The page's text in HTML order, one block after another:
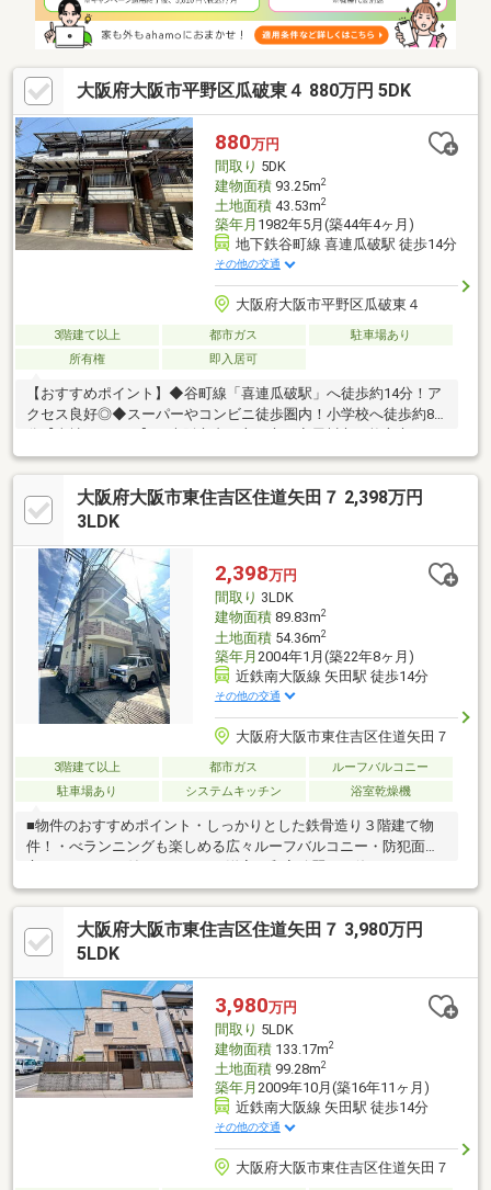
大阪府大阪市平野区瓜破東４ 880万円 5DK
880万円
間取り 5DK
建物面積93.25m2
土地面積43.53m2
築年月 1982年5月(築44年4ヶ月)
地下鉄谷町線 喜連瓜破駅 徒歩14分
その他の交通
大阪府大阪市平野区瓜破東４
3階建て以上 都市ガス
駐車場あり
所有権
即入居可
【おすすめポイント】◆谷町線「喜連瓜破駅」へ徒歩約14分！ア
クセス良好◎◆スーパーやコンビニ徒歩圏内！小学校へ徒歩約8
アを主に取り扱っております。・その他エリアもお取り扱い可能
ですのでお気軽にご相談下さい♪・お客様のライフスタイルに合わ
せた接客が得意です♪・お電話以外にも、メール、SMS、LINEな
ど柔軟にご対応いたします！・ご不安点ゼロを目標に接客を心掛
ますので、初めて不動産をご検討の方でもご安心ください♪
大阪府大阪市東住吉区住道矢田７ 2,398万円
3LDK
2,398万円
間取り 3LDK
建物面積89.83m2
土地面積54.36m2
築年月 2004年1月(築22年8ヶ月)
近鉄南大阪線 矢田駅 徒歩14分
その他の交通
大阪府大阪市東住吉区住道矢田７
3階建て以上 都市ガス
ルーフバルコニー
駐車場あり
システムキッチン 浴室乾燥機
■物件のおすすめポイント・しっかりとした鉄骨造り３階建て物
件！・べランニングも楽しめる広々ルーフバルコニー・防犯面安
ます・水回り設備が２階に集中した家事動線良好な間取り・２面
採光のある北西角地の立地！・スーパーが徒歩約６分の距離で
日々の買い物便利・小中学校が徒歩８分圏内でお子様のいるご家
庭も安心！■周辺施設案内・スーパーサンコー瓜破店：約450ｍ
（徒歩2分）・コーナンＰＲＯ矢田店：約70ｍ（徒歩10分）・平
野瓜破西二郵便局：約350ｍ（徒歩5分） 等
大阪府大阪市東住吉区住道矢田７ 3,980万円
5LDK
3,980万円
間取り 5LDK
建物面積133.17m2
土地面積99.28m2
築年月 2009年10月(築16年11ヶ月)
近鉄南大阪線 矢田駅 徒歩14分
その他の交通
大阪府大阪市東住吉区住道矢田７